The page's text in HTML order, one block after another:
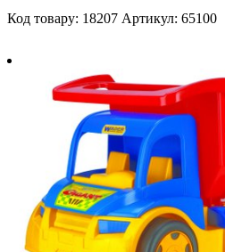
Код товару: 18207 Артикул: 65100